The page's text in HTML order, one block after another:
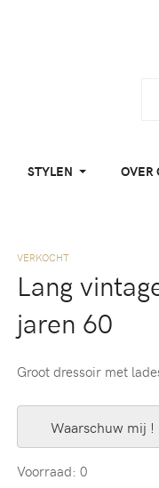
STYLEN OVER
VERKOCHT
Lang
jaren 60
Groot dressoir met
Waarschuw mij !
Voorraad: 0